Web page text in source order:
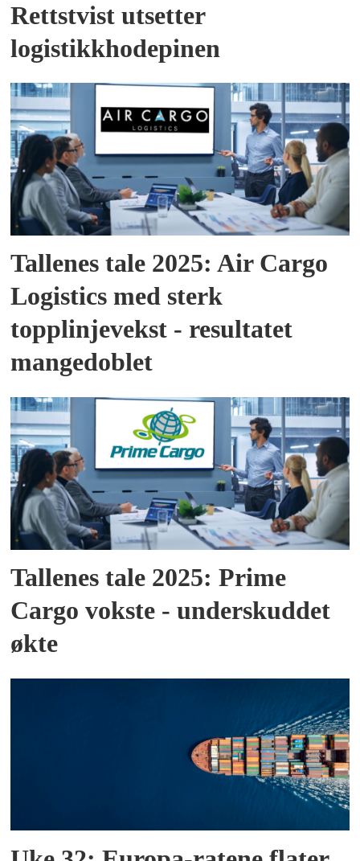
Rettstvist utsetter
logistikkhodepinen
Tallenes tale 2025: Air Cargo
Logistics med sterk
topplinjevekst - resultatet
mangedoblet
Tallenes tale 2025: Prime
Cargo vokste - underskuddet
økte